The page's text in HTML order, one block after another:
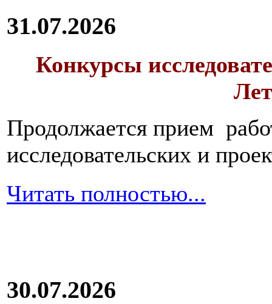
31.07.2026
Конкурсы
Продолжается прием
исследовательских и
Читать полностью...
30.07.2026